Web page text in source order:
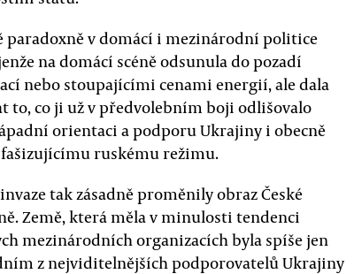
paradoxně v domácí i mezinárodní politice
na domácí scéně odsunula do pozadí
nebo stoupajícími cenami energií, ale dala
to, co ji už v předvolebním boji odlišovalo
orientaci a podporu Ukrajiny i obecně
ruskému režimu.
tak zásadně proměnily obraz České
Země, která měla v minulosti tendenci
mezinárodních organizacích byla spíše jen
z nejviditelnějších podporovatelů Ukrajiny